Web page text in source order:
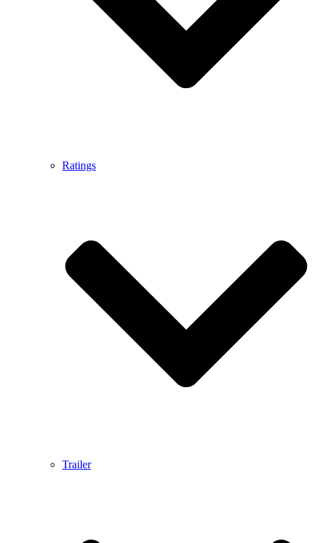
Ratings
Trailer